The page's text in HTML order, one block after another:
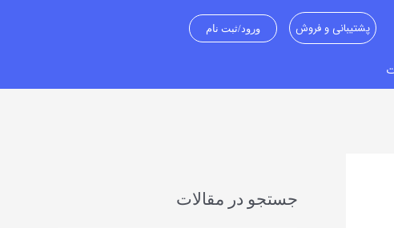
پشتیبانی و فروش ورود/ثبت نام
جستجو در مقالات